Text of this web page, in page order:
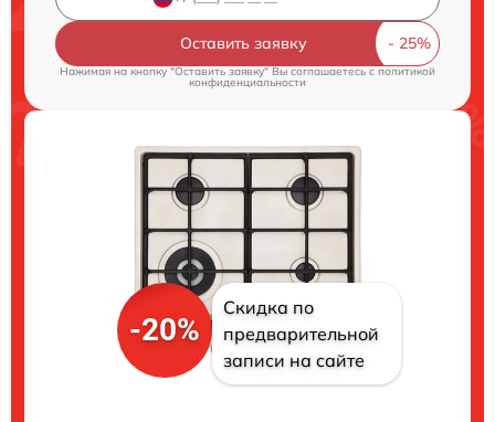
Оставить заявку
Нажимая на кнопку "Оставить заявку" Вы соглашаетесь cполитикой
конфиденциальности
-20%
Скидка по
предварительной
записи на сайте